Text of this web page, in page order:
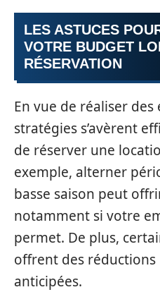
LES ASTUCES
VOTRE BUDGET
RÉSERVATION
En vue de réaliser
stratégies s’avèrent
de réserver une
exemple, alterner
basse saison peut
notamment si votre
permet. De plus,
offrent des
anticipées.